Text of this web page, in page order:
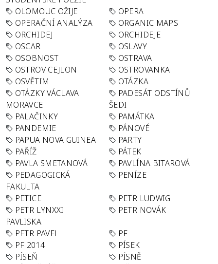
OLOMOUC OŽIJE
OPERA
OPERAČNÍ ANALÝZA
ORGANIC MAPS
ORCHIDEJ
ORCHIDEJE
OSCAR
OSLAVY
OSOBNOST
OSTRAVA
OSTROV CEJLON
OSTROVANKA
OSVĚTIM
OTÁZKA
OTÁZKY VÁCLAVA
MORAVCE
PADESÁT ODSTÍNŮ
ŠEDI
PALAČINKY
PAMÁTKA
PANDEMIE
PÁNOVÉ
PAPUA NOVA GUINEA
PARTY
PAŘÍŽ
PÁTEK
PAVLA SMETANOVÁ
PAVLÍNA BITAROVÁ
PEDAGOGICKÁ
FAKULTA
PENÍZE
PETICE
PETR LUDWIG
PETR LYNXXI
PAVLISKA
PETR NOVÁK
PETR PAVEL
PF
PF 2014
PÍSEK
PÍSEŇ
PÍSNĚ